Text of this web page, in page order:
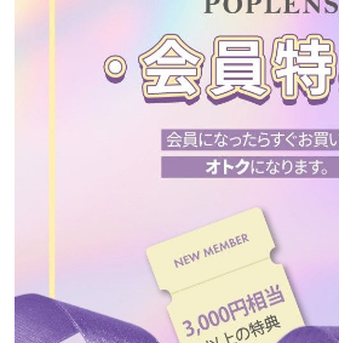
TWITTER LINE